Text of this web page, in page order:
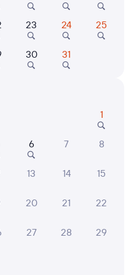
вагонов
о поездке или
дату или
23 24 25
30 31
1
6 7 8
13 14 15
20 21 22
27 28 29